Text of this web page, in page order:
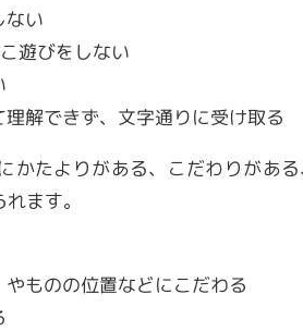
ない
遊びをしない
理解できず、文字通りに受け取る
かたよりがある、こだわりがあ
ます。
やものの位置などにこだわる